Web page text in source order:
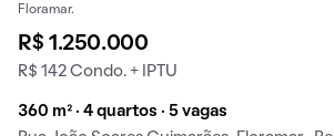
Floramar.
R$ 1.250.000
R$ 142 Condo. + IPTU
360 m² · 4 quartos · 5 vagas